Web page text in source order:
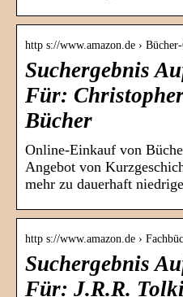
http s://www.amazon.de ›
Suchergebnis
Für:
Bücher
Online-Einkauf von
Angebot von
mehr zu dauerhaft
http s://www.amazon.de ›
Suchergebnis
Für: J.R.R.